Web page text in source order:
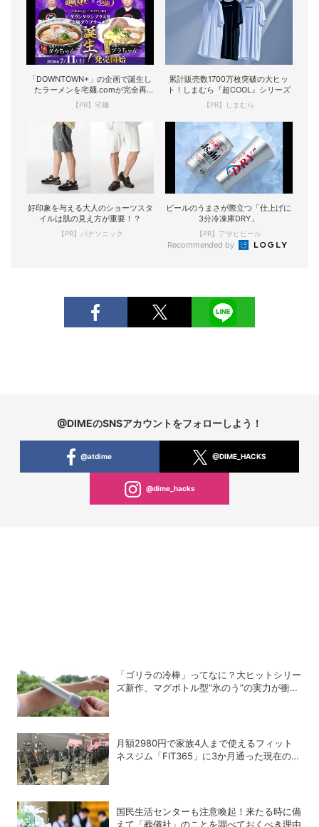
「DOWNTOWN+」の企画で誕生し
たラーメンを宅麺.comが完全再
現！
【PR】宅麺
累計販売数1700万枚突破の大ヒッ
ト！しまむら『超COOL』シリーズ
【PR】しまむら
好印象を与える大人のショーツスタ
イルは肌の見え方が重要！？
【PR】パナソニック
ビールのうまさが際立つ「仕上げに
3分冷凍庫DRY」
【PR】アサヒビール
Recommended by
@DIMEのSNSアカウントをフォローしよう！
@atdime @DIME_HACKS
@dime_hacks
「ゴリラの冷棒」ってなに？大ヒットシリー
ズ新作、マグボトル型“氷のう”の実力が衝撃
月額2980円で家族4人まで使えるフィット
ネスジム「FIT365」に3か月通った現在のリ
国民生活センターも注意喚起！来たる時に備
えて「葬儀社」のことを調べておくべき理由